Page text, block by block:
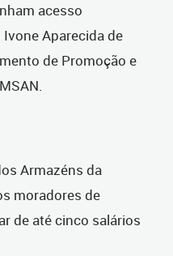
acesso
Aparecida de
de Promoção e
Armazéns da
moradores de
de até cinco salários